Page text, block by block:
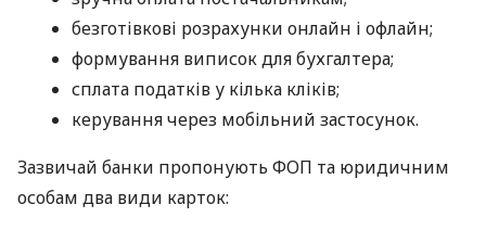
безготівкові розрахунки онлайн і офлайн;
формування виписок для бухгалтера;
сплата податків у кілька кліків;
керування через мобільний застосунок.
Зазвичай банки пропонують ФОП та юридичним
особам два види карток: